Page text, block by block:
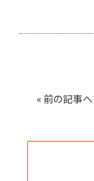
« 前の記事へ